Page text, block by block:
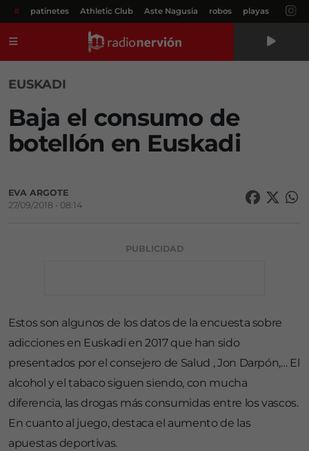
# patinetes Athletic Club Aste Nagusia robos playas
EUSKADI
Baja el consumo de
botellón en Euskadi
EVA ARGOTE
27/09/2018 • 08:14
PUBLICIDAD
Estos son algunos de los datos de la encuesta sobre
adicciones en Euskadi en 2017 que han sido
presentados por el consejero de Salud , Jon Darpón,… El
alcohol y el tabaco siguen siendo, con mucha
diferencia, las drogas más consumidas entre los vascos.
En cuanto al juego, destaca el aumento de las
apuestas deportivas.